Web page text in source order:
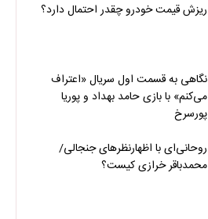
ریزش قیمت خودرو چقدر احتمال دارد؟
نگاهی به قسمت اول سریال «اعتراف
می‌کنم» با بازی حامد بهداد و پوریا
پورسرخ
روحانی‌ای با اظهارنظرهای جنجالی/
محمدباقر خرازی کیست؟